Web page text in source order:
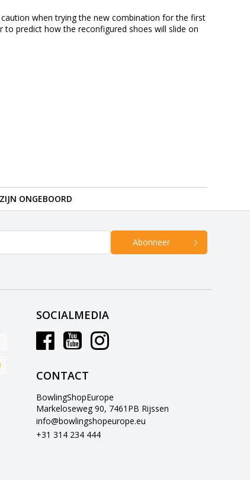
when trying the new combination for the first
predict how the reconfigured shoes will slide on
ONGEBOORD
Abonneer
SOCIALMEDIA
CONTACT
BowlingShopEurope
Markeloseweg 90, 7461PB Rijssen
info@bowlingshopeurope.eu
+31 314 234 444